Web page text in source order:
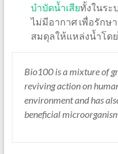
บำบัดน้ำเสียทั้งในระ
ไม่มีอากาศ เพื่อรักษ
สมดุลให้แหล่งน้ำโด
Bio100 is a mixture of
reviving action on
environment and has
beneficial